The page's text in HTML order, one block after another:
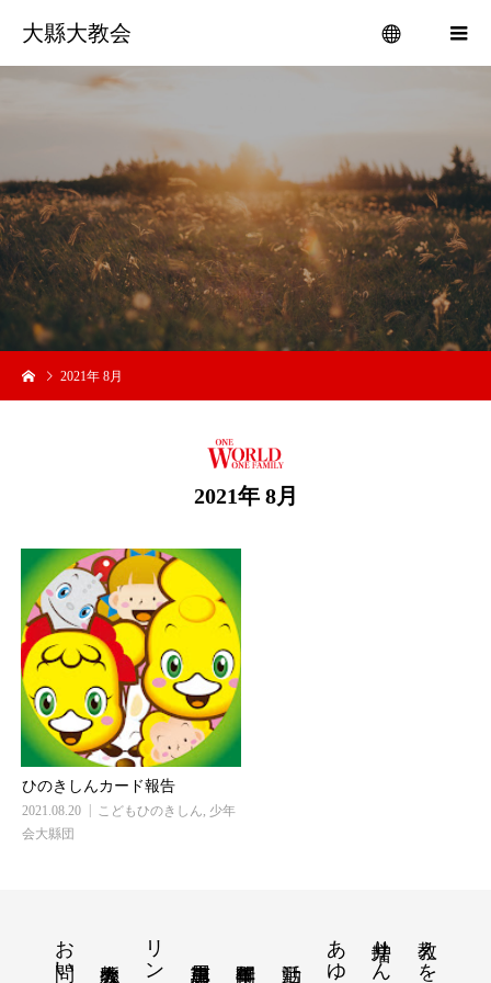
大縣大教会
皆
2021年 8月
2021年 8月
ひのきしんカード報告
2021.08.20 こどもひのきしん, 少年
会大縣団
増井りん
あゆみ
リンク